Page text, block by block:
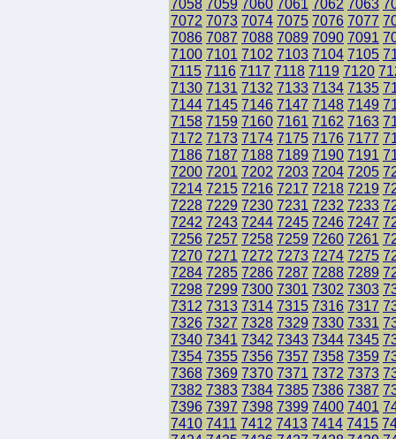
7058 7059 7060 7061 7062 7063
7072 7073 7074 7075 7076 7077
7086 7087 7088 7089 7090 7091
7100 7101 7102 7103 7104 7105
7115 7116 7117 7118 7119 7120
7130 7131 7132 7133 7134 7135
7144 7145 7146 7147 7148 7149
7158 7159 7160 7161 7162 7163
7172 7173 7174 7175 7176 7177
7186 7187 7188 7189 7190 7191
7200 7201 7202 7203 7204 7205
7214 7215 7216 7217 7218 7219
7228 7229 7230 7231 7232 7233
7242 7243 7244 7245 7246 7247
7256 7257 7258 7259 7260 7261
7270 7271 7272 7273 7274 7275
7284 7285 7286 7287 7288 7289
7298 7299 7300 7301 7302 7303
7312 7313 7314 7315 7316 7317
7326 7327 7328 7329 7330 7331
7340 7341 7342 7343 7344 7345
7354 7355 7356 7357 7358 7359
7368 7369 7370 7371 7372 7373
7382 7383 7384 7385 7386 7387
7396 7397 7398 7399 7400 7401
7410 7411 7412 7413 7414 7415